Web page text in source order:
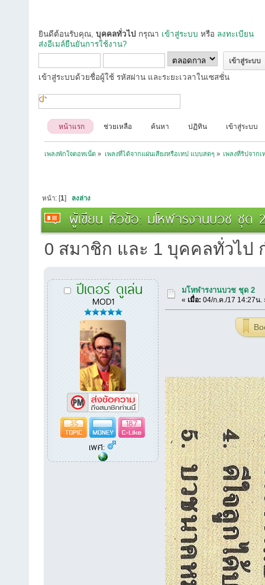
ยินดีต้อนรับคุณ, บุคคลทั่วไป กรุณา เข้าสู่ระบบ หรือ ลงทะเบียน
ส่งอีเมล์ยืนยันการใช้งาน?
เข้าสู่ระบบด้วยชื่อผู้ใช้ รหัสผ่าน และระยะเวลาในเซสชั่น
หน้าแรก ช่วยเหลือ ค้นหา ปฏิทิน เข้าสู่ระบบ
เพลงพักใจดอทเน็ต » เพลงที่ได้จากแผ่นเสียงหรือเทป แบบสดๆ » เพลงที่ริปจาก
หน้า: [1] ลงล่าง
ผู้เขียน หัวข้อ: มโหฬารงานบวช ชุ
0 สมาชิก และ 1 บุคคลทั่วไป
ปีเตอร์ ดูเล่น
MOD1
35
187
เพศ:
มโหฬารงานบวช ชุด 2
« เมื่อ: 04/ก.ค./17 14:27น.